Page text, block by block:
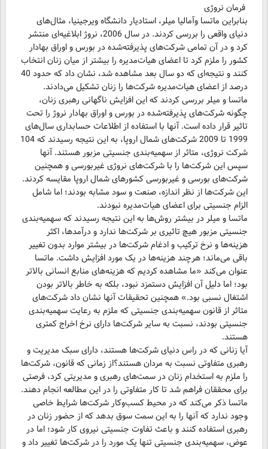
فرمان نروژی
بنابراین ماتسا وآمالیا میلر، استادیار دانشگاه ویرجینیا، مثال‌های
دنیای واقعی را بررسی کردند. در سال 2006، نروژ ابلاغیه‌ای منتشر
کرد و در آن تمامی شرکت‌های پذیرفته‌شده در بورس و اوراق بهادار
کشور را ملزم کرد تا اعضای هیات‌مدیره را بیشتر از میان زنان انتخاب
کنند و نتیجه‌ای که دو سال بعد مشاهده شد، نشان داد که حدود 40
درصد از اعضای هیات‌مدیره شرکت‌ها را زنان تشکیل می‌دادند.
ماتسا و میلر بررسی کردند که این افزایش ناگهانی رهبری زنان،
چگونه شرکت‌های پذیرفته‌شده در بورس و اوراق بهادار نروژ را تحت
تاثیر قرار داده است. آنها با استفاده از اطلاعات حسابداری سال‌های
1999 تا 2009 شرکت‌های شمال اروپا، به این نتیجه رسیدند که 104
شرکت نروژی، متاثر از سهمیه‌بندی جنسیتی مزبور هستند. آنها
سپس این شرکت‌ها را با شرکت‌های نروژی غیربورسی و همچنین
شرکت‌های بورسی و غیربورسی کشورهای شمال اروپا مقایسه کردند.
این شرکت‌ها از نظر اندازه، صنعت و سود مشابه بودند؛ اما شامل
الزام جنسیتی برای اعضای هیات‌مدیره نبودند.
ماتسا و میلر در بیشتر روش‌ها به این نتیجه رسیدند که سهمیه‌بندی
جنسیتی مزبور هیچ تاثیری بر شرکت‌ها ندارد و درآمدها، اکثر
هزینه‌ها و نرخ ترکیب و ادغام شرکت‌ها در بیشتر موارد بدون تغییر
باقی می‌ماند؛ هرچند هزینه‌ها در یک مورد افزایش داشت. ماتسا
عنوان می‌کند «ما مشاهده کردیم که هزینه‌های منابع انسانی بالاتر
بود؛ اما دلیل آن افزایش دستمزد نبود، بلکه به خاطر بالاتر بودن
اشتغال نسبی بود.» همچنین تحقیقات آنها نشان داد شرکت‌های
متاثر از قانون سهمیه‌بندی جنسیتی که ملزم به رعایت سهمیه‌بندی
جنسیتی بودند، نسبت به سایر شرکت‌ها دارای نرخ اخراج کمتری
هستند.
آیا زنانی که در راس دنیای شرکت‌ها هستند، دارای سبک مدیریت و
رهبری متفاوتی نسبت به مردان هستند؟از زمانی که قانون، شرکت‌ها
را ملزم به استخدام زنان در سمت‌های رهبری و مدیریتی کرد، فرصتی
برای محققان فراهم شد تا کار متفاوتی را در این مطالعه انجام دهند.
ماتسا ذکر می‌کند که در محیط کسب‌وکار شرکت‌ها شرایط خاصی
وجود ندارد که آنها را به این سمت سوق بدهد که از حضور زنان در
رهبری استفاده کنند و باعث تفاوت جنسیتی نیروی کار شود؛ اما در
عوض، سهمیه‌بندی جنسیتی تنها یک مورد را در شرکت‌ها تغییر داد و